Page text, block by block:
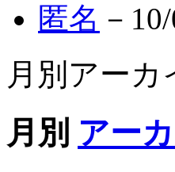
匿名 －
月別アーカ
月別 アー